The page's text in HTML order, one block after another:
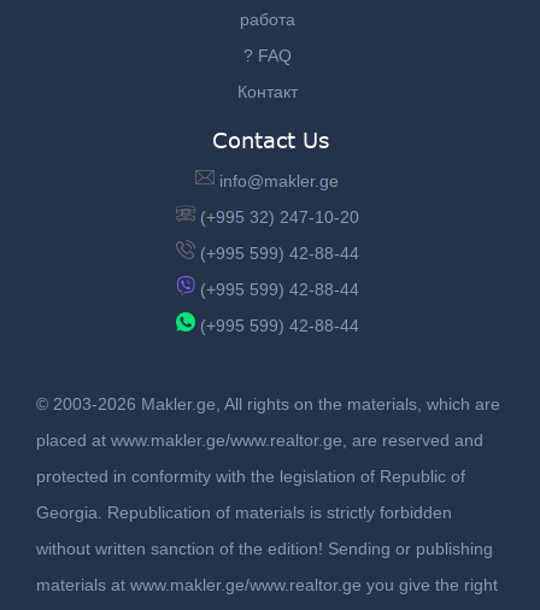
работа
? FAQ
Контакт
Contact Us
info@makler.ge
(+995 32) 247-10-20
(+995 599) 42-88-44
(+995 599) 42-88-44
(+995 599) 42-88-44
© 2003-2026 Makler.ge, All rights on the materials, which are
placed at www.makler.ge/www.realtor.ge, are reserved and
protected in conformity with the legislation of Republic of
Georgia. Republication of materials is strictly forbidden
without written sanction of the edition! Sending or publishing
materials at www.makler.ge/www.realtor.ge you give the right